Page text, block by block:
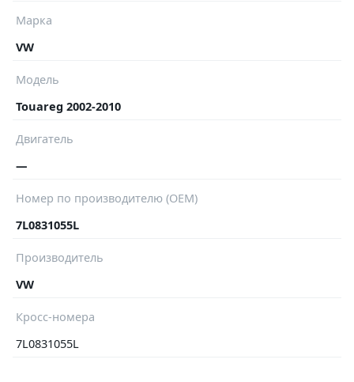
Марка
VW
Модель
Touareg 2002-2010
Двигатель
—
Номер по производителю (OEM)
7L0831055L
Производитель
VW
Кросс-номера
7L0831055L